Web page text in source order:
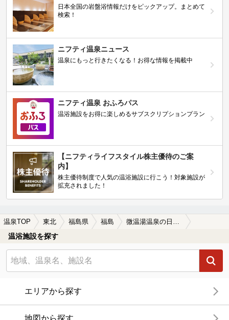
日本全国の岩盤浴情報だけをピックアップ。まとめて
検索！
ニフティ温泉ニュース
温泉にもっと行きたくなる！お得な情報を掲載中
ニフティ温泉 おふろパス
温浴施設をお得に楽しめるサブスクリプションプラン
【ニフティライフスタイル株主優待のご案
内】
株主優待制度で人気の温浴施設に行こう！対象施設が
拡充されました！
温泉TOP 東北 福島県 福島 微温湯温泉の日帰り温泉、旅館、ホテルおすすめ
温浴施設を探す
エリアから探す
地図から探す